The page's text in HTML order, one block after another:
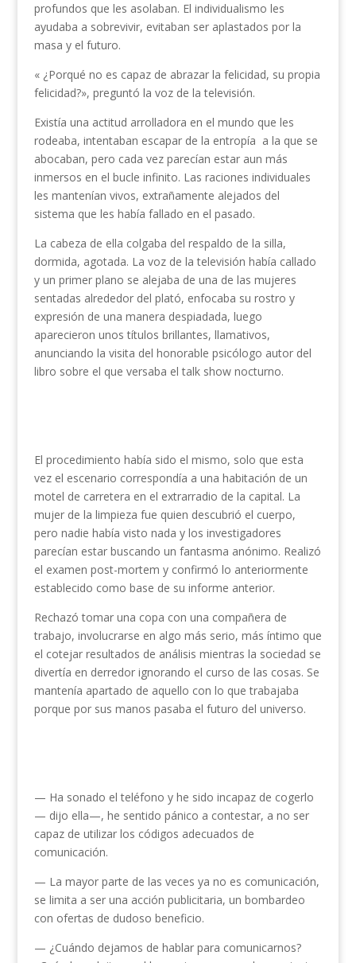
profundos que les asolaban. El individualismo les
ayudaba a sobrevivir, evitaban ser aplastados por la
masa y el futuro.
« ¿Porqué no es capaz de abrazar la felicidad, su propia
felicidad?», preguntó la voz de la televisión.
Existía una actitud arrolladora en el mundo que les
rodeaba, intentaban escapar de la entropía a la que se
abocaban, pero cada vez parecían estar aun más
inmersos en el bucle infinito. Las raciones individuales
les mantenían vivos, extrañamente alejados del
sistema que les había fallado en el pasado.
La cabeza de ella colgaba del respaldo de la silla,
dormida, agotada. La voz de la televisión había callado
y un primer plano se alejaba de una de las mujeres
sentadas alrededor del plató, enfocaba su rostro y
expresión de una manera despiadada, luego
aparecieron unos títulos brillantes, llamativos,
anunciando la visita del honorable psicólogo autor del
libro sobre el que versaba el talk show nocturno.
El procedimiento había sido el mismo, solo que esta
vez el escenario correspondía a una habitación de un
motel de carretera en el extrarradio de la capital. La
mujer de la limpieza fue quien descubrió el cuerpo,
pero nadie había visto nada y los investigadores
parecían estar buscando un fantasma anónimo. Realizó
el examen post-mortem y confirmó lo anteriormente
establecido como base de su informe anterior.
Rechazó tomar una copa con una compañera de
trabajo, involucrarse en algo más serio, más íntimo que
el cotejar resultados de análisis mientras la sociedad se
divertía en derredor ignorando el curso de las cosas. Se
mantenía apartado de aquello con lo que trabajaba
porque por sus manos pasaba el futuro del universo.
— Ha sonado el teléfono y he sido incapaz de cogerlo
— dijo ella—, he sentido pánico a contestar, a no ser
capaz de utilizar los códigos adecuados de
comunicación.
— La mayor parte de las veces ya no es comunicación,
se limita a ser una acción publicitaria, un bombardeo
con ofertas de dudoso beneficio.
— ¿Cuándo dejamos de hablar para comunicarnos?